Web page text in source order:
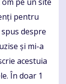
pentru
despre
și mi-a
acestuia
În doar 1